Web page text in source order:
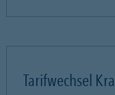
Tarifwechsel